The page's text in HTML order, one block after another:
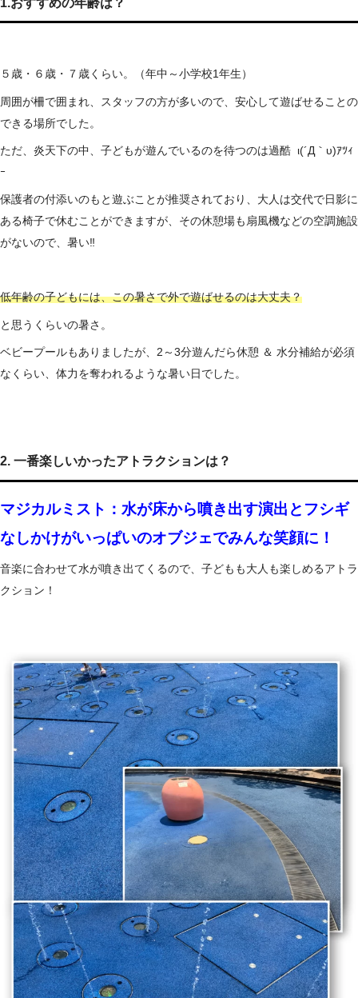
５歳・６歳・７歳くらい。（年中～小学校1年生）
周囲が柵で囲まれ、スタッフの方が多いので、安心して遊ばせることの
できる場所でした。
ただ、炎天下の中、子どもが遊んでいるのを待つのは過酷 ι(´Д｀υ)ｱﾂｨ
ｰ
保護者の付添いのもと遊ぶことが推奨されており、大人は交代で日影に
ある椅子で休むことができますが、その休憩場も扇風機などの空調施設
がないので、暑い‼
低年齢の子どもには、この暑さで外で遊ばせるのは大丈夫？
と思うくらいの暑さ。
ベビープールもありましたが、2～3分遊んだら休憩 ＆ 水分補給が必須
なくらい、体力を奪われるような暑い日でした。
2. 一番楽しいかったアトラクションは？
マジカルミスト：水が床から噴き出す演出とフシギ
なしかけがいっぱいのオブジェでみんな笑顔に！
音楽に合わせて水が噴き出てくるので、子どもも大人も楽しめるアトラ
クション！